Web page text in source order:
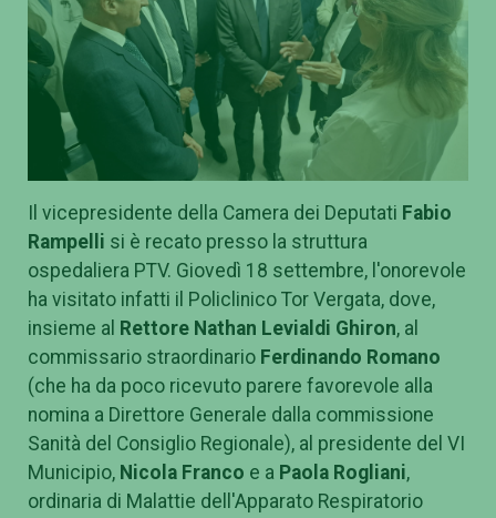
Il vicepresidente della Camera dei Deputati Fabio
Rampelli si è recato presso la struttura
ospedaliera PTV. Giovedì 18 settembre, l'onorevole
ha visitato infatti il Policlinico Tor Vergata, dove,
insieme al Rettore Nathan Levialdi Ghiron, al
commissario straordinario Ferdinando Romano
(che ha da poco ricevuto parere favorevole alla
nomina a Direttore Generale dalla commissione
Sanità del Consiglio Regionale), al presidente del VI
Municipio, Nicola Franco e a Paola Rogliani,
ordinaria di Malattie dell'Apparato Respiratorio